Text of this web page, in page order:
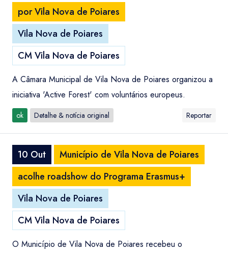
por Vila Nova de Poiares
Vila Nova de Poiares
CM Vila Nova de Poiares
A Câmara Municipal de Vila Nova de Poiares organizou a
iniciativa 'Active Forest' com voluntários europeus.
ok Detalhe & notícia original Reportar
10 Out
Município de Vila Nova de Poiares
acolhe roadshow do Programa Erasmus+
Vila Nova de Poiares
CM Vila Nova de Poiares
O Município de Vila Nova de Poiares recebeu o